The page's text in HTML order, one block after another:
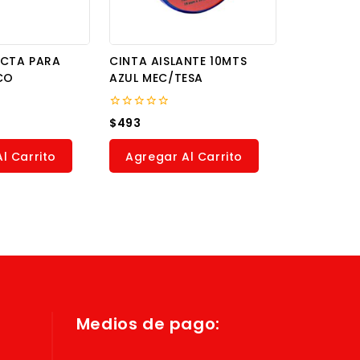
PARA
Carrito
CINTA AISLANTE 10MTS
AZUL MEC/TESA
0
out
of
$493
Agregar Al Carrito
Medios de pago: